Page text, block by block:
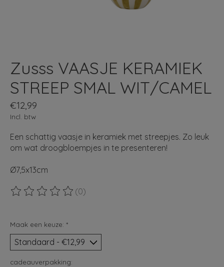
Zusss VAASJE KERAMIEK
STREEP SMAL WIT/CAMEL
€12,99
Incl. btw
Een schattig vaasje in keramiek met streepjes. Zo leuk
om wat droogbloempjes in te presenteren!
Ø7,5x13cm
De beoordeling van dit product is
(0)
Maak een keuze: *
cadeauverpakking: